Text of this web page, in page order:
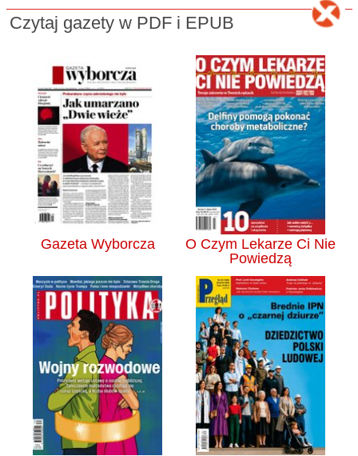
Czytaj gazety w PDF i EPUB
Gazeta Wyborcza
O Czym Lekarze Ci Nie
Powiedzą